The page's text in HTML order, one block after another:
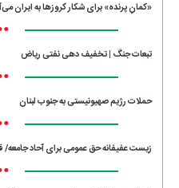
«کمانِ پرنده» برای شکار کروزها به ایران
تبعات جنگ | تخفیف دهی نفتی ریاض
حملات رژیم صهیونیستی به جنوب لبنان
زیست عفیفانه حق عمومی برای آحاد جامعه/